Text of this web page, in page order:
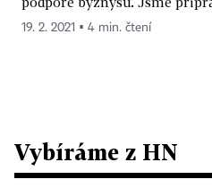
19. 2. 2021 ▪ 4 min. čtení
Vybíráme z HN